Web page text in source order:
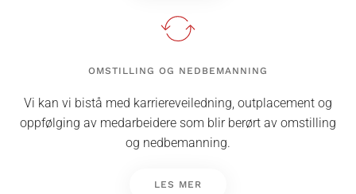
OMSTILLING OG NEDBEMANNING
Vi kan vi bistå med karriereveiledning, outplacement og
oppfølging av medarbeidere som blir berørt av omstilling
og nedbemanning.
LES MER